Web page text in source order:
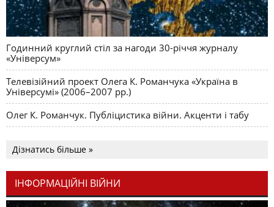
Годинний круглий стіл за нагоди 30-річчя журналу
«Універсум»
Телевізійний проект Олега К. Романчука «Україна в
Універсумі» (2006–2007 рр.)
Олег К. Романчук. Публіцистика війни. Акценти і табу
Дізнатись більше »
ІНФОРМАЦІЙНІ ВІЙНИ